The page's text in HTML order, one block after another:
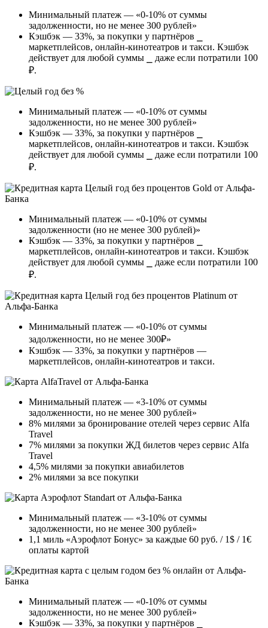
Минимальный платеж — «0-10% от суммы
задолженности, но не менее 300 рублей»
Кэшбэк — 33%, за покупки у партнёров ⎯
маркетплейсов, онлайн-кинотеатров и такси. Кэшбэк
действует для любой суммы ⎯ даже если потратили 100
₽.
Минимальный платеж — «0-10% от суммы
задолженности, но не менее 300 рублей»
Кэшбэк — 33%, за покупки у партнёров ⎯
маркетплейсов, онлайн-кинотеатров и такси. Кэшбэк
действует для любой суммы ⎯ даже если потратили 100
₽.
Минимальный платеж — «0-10% от суммы
задолженности (но не менее 300 рублей)»
Кэшбэк — 33%, за покупки у партнёров ⎯
маркетплейсов, онлайн-кинотеатров и такси. Кэшбэк
действует для любой суммы ⎯ даже если потратили 100
₽.
Минимальный платеж — «0-10% от суммы
задолженности, но не менее 300₽»
Кэшбэк — 33%, за покупки у партнёров —
маркетплейсов, онлайн-кинотеатров и такси.
Минимальный платеж — «3-10% от суммы
задолженности, но не менее 300 рублей»
8% милями за бронирование отелей через сервис Alfa
Travel
7% милями за покупки ЖД билетов через сервис Alfa
Travel
4,5% милями за покупки авиабилетов
2% милями за все покупки
Минимальный платеж — «3-10% от суммы
задолженности, но не менее 300 рублей»
1,1 миль «Аэрофлот Бонус» за каждые 60 руб. / 1$ / 1€
оплаты картой
Минимальный платеж — «0-10% от суммы
задолженности, но не менее 300 рублей»
Кэшбэк — 33%, за покупки у партнёров ⎯